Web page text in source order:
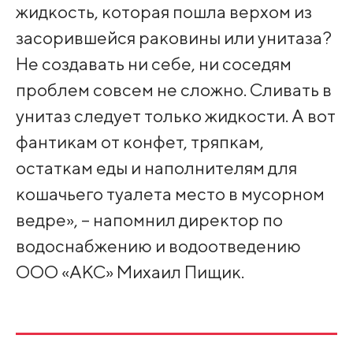
жидкость, которая пошла верхом из
засорившейся раковины или унитаза?
Не создавать ни себе, ни соседям
проблем совсем не сложно. Сливать в
унитаз следует только жидкости. А вот
фантикам от конфет, тряпкам,
остаткам еды и наполнителям для
кошачьего туалета место в мусорном
ведре», – напомнил директор по
водоснабжению и водоотведению
ООО «АКС» Михаил Пищик.